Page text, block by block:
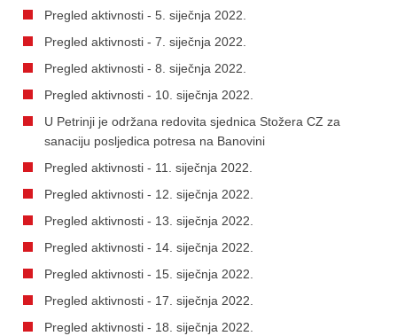
Pregled aktivnosti - 5. siječnja 2022.
Pregled aktivnosti - 7. siječnja 2022.
Pregled aktivnosti - 8. siječnja 2022.
Pregled aktivnosti - 10. siječnja 2022.
U Petrinji je održana redovita sjednica Stožera CZ za
sanaciju posljedica potresa na Banovini
Pregled aktivnosti - 11. siječnja 2022.
Pregled aktivnosti - 12. siječnja 2022.
Pregled aktivnosti - 13. siječnja 2022.
Pregled aktivnosti - 14. siječnja 2022.
Pregled aktivnosti - 15. siječnja 2022.
Pregled aktivnosti - 17. siječnja 2022.
Pregled aktivnosti - 18. siječnja 2022.